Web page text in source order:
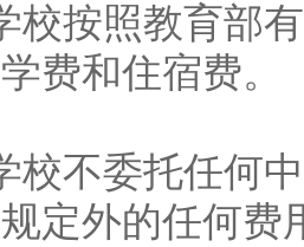
校按照教育部
费和住宿费。
校不委托任何
定外的任何费